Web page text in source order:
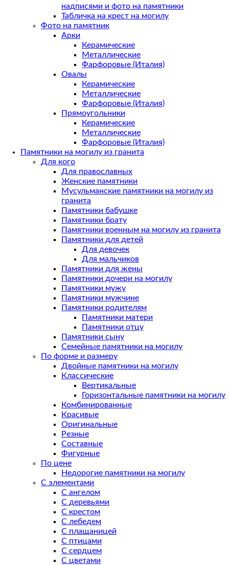
надписями и фото на памятники
Табличка на крест на могилу
Фото на памятник
Арки
Керамические
Металлические
Фарфоровые (Италия)
Овалы
Керамические
Металлические
Фарфоровые (Италия)
Прямоугольники
Керамические
Металлические
Фарфоровые (Италия)
Памятники на могилу из гранита
Для кого
Для православных
Женские памятники
Мусульманские памятники на могилу из
гранита
Памятники бабушке
Памятники брату
Памятники военным на могилу из гранита
Памятники для детей
Для девочек
Для мальчиков
Памятники для жены
Памятники дочери на могилу
Памятники мужу
Памятники мужчине
Памятники родителям
Памятники матери
Памятники отцу
Памятники сыну
Семейные памятники на могилу
По форме и размеру
Двойные памятники на могилу
Классические
Вертикальные
Горизонтальные памятники на могилу
Комбинированные
Красивые
Оригинальные
Резные
Составные
Фигурные
По цене
Недорогие памятники на могилу
С элементами
С ангелом
С деревьями
С крестом
С лебедем
С плащаницей
С птицами
С сердцем
С цветами